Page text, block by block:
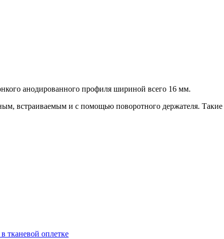
анодированного профиля шириной всего 16 мм.
встраиваемым и с помощью поворотного держателя.
оплетке